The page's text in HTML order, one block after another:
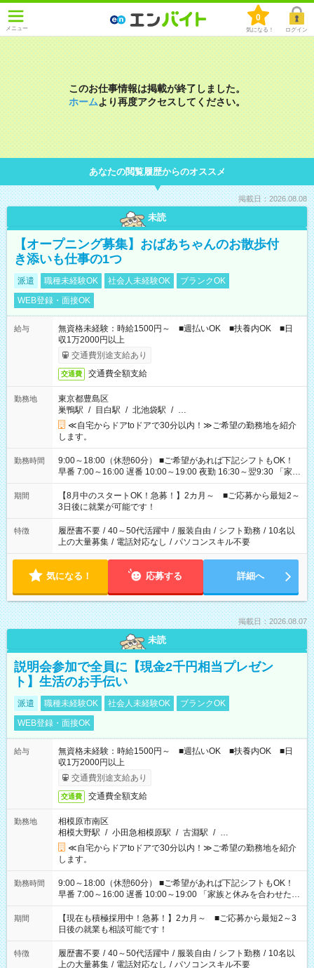
メニュー
0
気になる！ ログイン
このお仕事情報は掲載が終了しました。
ホームより再度アクセスしてください。
あなたの閲覧履歴からのオススメ
掲載日：2026.08.08
未読
【オープニング募集】おばあちゃんのお散歩付
き添いも仕事の1つ
派遣 職種未経験OK 社会人未経験OK
ブランクOK
WEB登録・面接OK
給与
無資格未経験：時給1500円～ ■週払いOK ■扶養内OK ■日
収1万2000円以上
交通費別途支給あり
交通費 交通費全額支給
勤務地
東京都豊島区
巣鴨駅 / 目白駅 / 北池袋駅 / …
≪自宅からドアtoドアで30分以内！≫ご希望の勤務地を紹介
します。
勤務時間
9:00～18:00（休憩60分） ■ご希望があれば下記シフトもOK！
早番 7:00～16:00 遅番 10:00～19:00 夜勤 16:30～翌9:30 「家族
と休みを合わせたい」 「余裕を持って夕飯の準備がしたい」
「できれば残業はしたくない」 など、ご希望を教えてください
ね。 ※Wワーク希望の方へ 今ご覧のお仕事で希望する勤務時間
と、もう1つのお仕事の勤務時間。 合計で週40時間を超える場
合は応募できません。
期間
【8月中のスタートOK！急募！】2カ月～ ■ご応募から最短2～
3日後に就業が可能です！
特徴 履歴書不要 / 40～50代活躍中 / 服装自由 / シフト勤務 / 10名以
上の大量募集 / 電話対応なし / パソコンスキル不要
気になる！ 応募する 詳細へ
掲載日：2026.08.07
未読
説明会参加で全員に【現金2千円相当プレゼン
ト】生活のお手伝い
派遣 職種未経験OK 社会人未経験OK
ブランクOK
WEB登録・面接OK
給与
無資格未経験：時給1500円～ ■週払いOK ■扶養内OK ■日
収1万2000円以上
交通費別途支給あり
交通費 交通費全額支給
勤務地
相模原市南区
相模大野駅 / 小田急相模原駅 / 古淵駅 / …
≪自宅からドアtoドアで30分以内！≫ご希望の勤務地を紹介
します。
勤務時間
9:00～18:00（休憩60分） ■ご希望があれば下記シフトもOK！
早番 7:00～16:00 遅番 10:00～19:00 「家族と休みを合わせた
い」 「余裕を持って夕飯の準備がしたい」 「できれば残業はし
たくない」 など、ご希望を教えてくださいね。 ※Wワーク希望
の方へ 今ご覧のお仕事で希望する勤務時間と、もう1つのお仕事
の勤務時間。 合計で週40時間を超える場合は応募できません。
期間
【現在も積極採用中！急募！】2カ月～ ■ご応募から最短2～3
日後の就業も相談可能です！
特徴 履歴書不要 / 40～50代活躍中 / 服装自由 / シフト勤務 / 10名以
上の大量募集 / 電話対応なし / パソコンスキル不要